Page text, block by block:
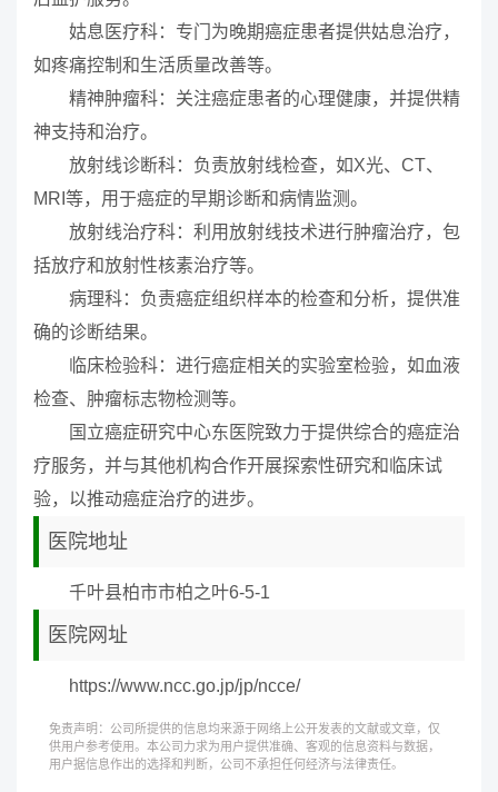
姑息医疗科：专门为晚期癌症患者提供姑息治疗，
如疼痛控制和生活质量改善等。
精神肿瘤科：关注癌症患者的心理健康，并提供精
神支持和治疗。
放射线诊断科：负责放射线检查，如X光、CT、
MRI等，用于癌症的早期诊断和病情监测。
放射线治疗科：利用放射线技术进行肿瘤治疗，包
括放疗和放射性核素治疗等。
病理科：负责癌症组织样本的检查和分析，提供准
确的诊断结果。
临床检验科：进行癌症相关的实验室检验，如血液
检查、肿瘤标志物检测等。
国立癌症研究中心东医院致力于提供综合的癌症治
疗服务，并与其他机构合作开展探索性研究和临床试
验，以推动癌症治疗的进步。
医院地址
千叶县柏市市柏之叶6-5-1
医院网址
https://www.ncc.go.jp/jp/ncce/
免责声明：公司所提供的信息均来源于网络上公开发表的文献或文章，仅
供用户参考使用。本公司力求为用户提供准确、客观的信息资料与数据，
用户据信息作出的选择和判断，公司不承担任何经济与法律责任。